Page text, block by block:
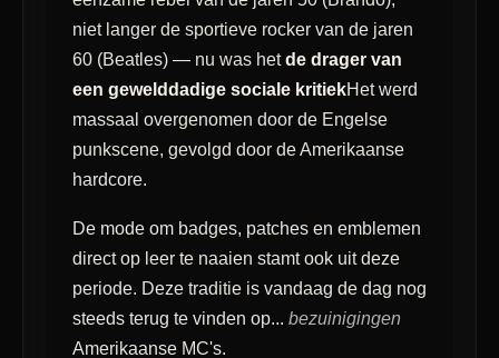
niet langer de sportieve rocker van de jaren
60 (Beatles) — nu was hetde drager van
een gewelddadige sociale kritiekHet werd
massaal overgenomen door de Engelse
punkscene, gevolgd door de Amerikaanse
hardcore.
De mode om badges, patches en emblemen
direct op leer te naaien stamt ook uit deze
periode. Deze traditie is vandaag de dag nog
steeds terug te vinden op... bezuinigingen
Amerikaanse MC's.